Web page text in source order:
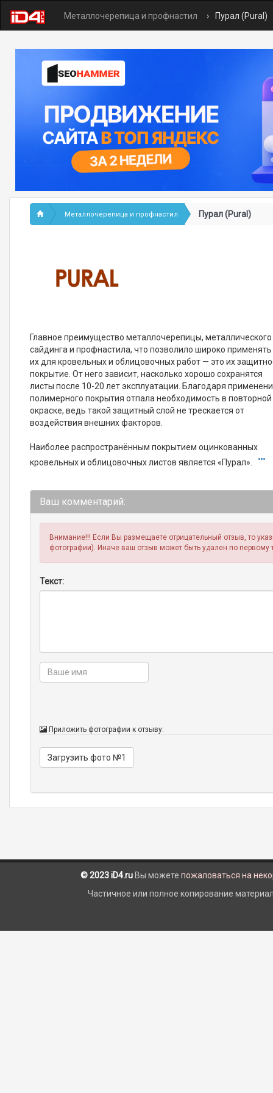
Металлочерепица и профнастил Пурал (Pural)
Металлочерепица и профнастил Пурал (Pural)
Главное преимущество металлочерепицы, металлического
сайдинга и профнастила, что позволило широко применять
их для кровельных и облицовочных работ — это их
покрытие. От него зависит, насколько хорошо сохранятся
листы после 10-20 лет эксплуатации. Благодаря
полимерного покрытия отпала необходимость в повторной
окраске, ведь такой защитный слой не трескается от
воздействия внешних факторов.
Наиболее распространённым покрытием оцинкованных
кровельных и облицовочных листов является «Пурал».
Ваш комментарий:
Внимание!!! Если Вы размещаете отрицательный отзыв, то
фотографии). Иначе ваш отзыв может быть удален по первому
Текст:
Приложить фотографии к отзыву:
Загрузить фото №1
© 2023 iD4.ru Вы можете пожаловаться на
Частичное или полное копирование